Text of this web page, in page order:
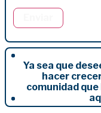
Ya sea que
hacer
comunidad